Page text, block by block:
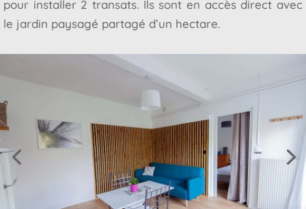
pour installer 2 transats. Ils sont en accès direct avec
le jardin paysagé partagé d’un hectare.